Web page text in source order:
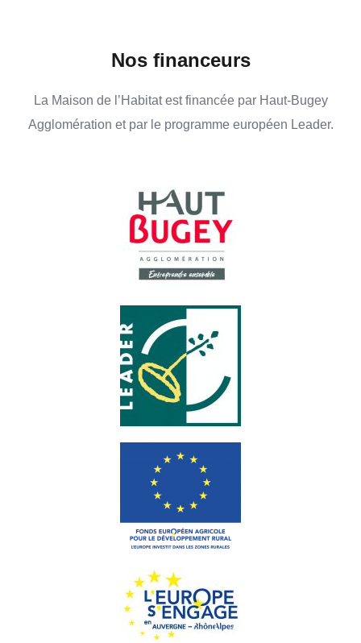
Nos financeurs
La Maison de l’Habitat est financée par Haut-Bugey
Agglomération et par le programme européen Leader.